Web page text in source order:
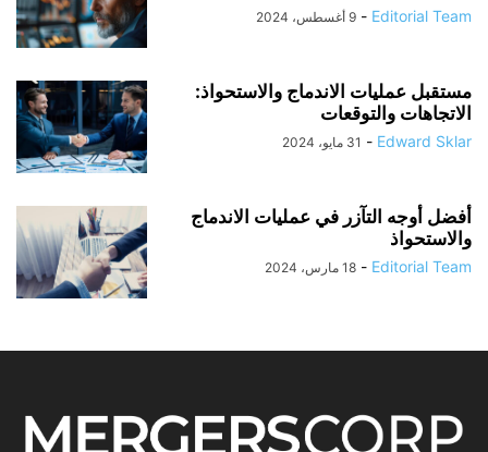
Editorial Team
- 9 أغسطس، 2024
مستقبل عمليات الاندماج والاستحواذ:
الاتجاهات والتوقعات
Edward Sklar
- 31 مايو، 2024
أفضل أوجه التآزر في عمليات الاندماج
والاستحواذ
Editorial Team
- 18 مارس، 2024